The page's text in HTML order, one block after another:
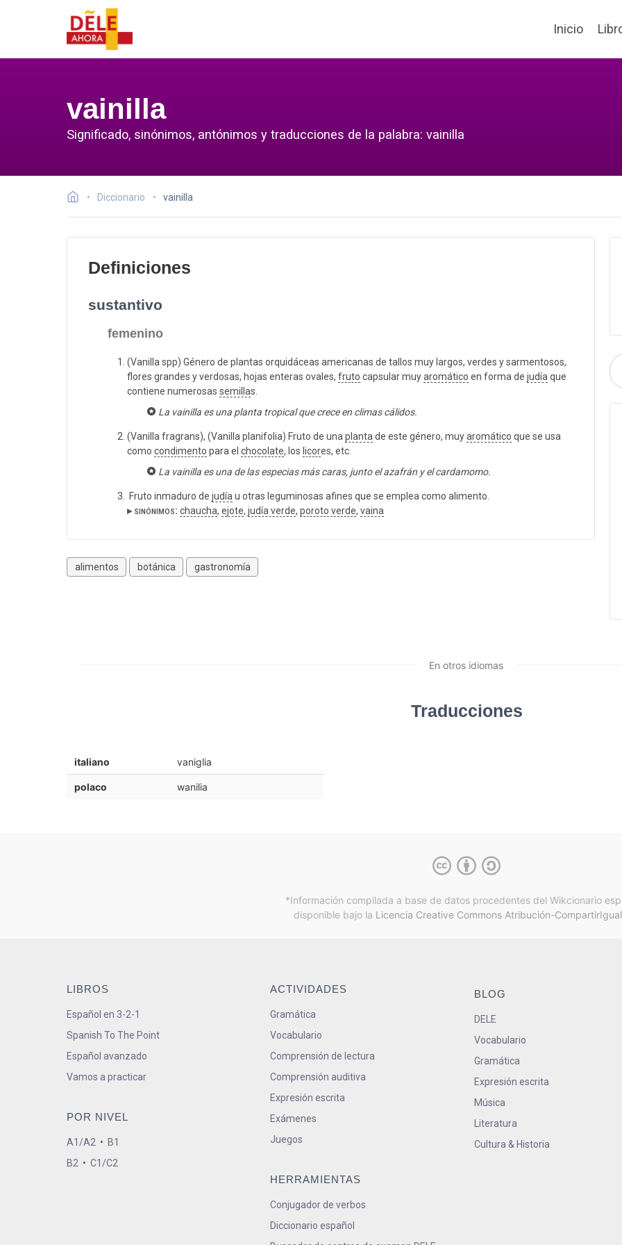
Inicio
vainilla
Significado, sinónimos, antónimos y traducciones de la palabra: vainilla
Diccionario vainilla
Definiciones
sustantivo
femenino
(Vanilla spp) Género de plantas orquidáceas americanas de tallos muy largos, verdes y sarmentosos,
flores grandes y verdosas, hojas enteras ovales, fruto capsular muyaromático en forma de judíaque
contiene numerosas semillas.
La vainilla es una planta tropical que crece en climas cálidos.
(Vanilla fragrans), (Vanilla planifolia) Fruto de unaplantade este género, muyaromático que se usa
como condimento para el chocolate, los licores, etc.
La vainilla es una de las especias más caras, junto el azafrán y el cardamomo.
Fruto inmaduro de judíau otras leguminosas afines que se emplea como alimento.
▸ sinónimos: chaucha, ejote, judía verde, poroto verde, vaina
alimentos botánica gastronomía
En otros idiomas
Traducciones
italiano vaniglia
polaco wanilia
*Información compilada a base de datos procedentes del Wikcionario
disponible bajo la Licencia Creative Commons Atribución-
LIBROS
Español en 3-2-1
Spanish To The Point
Español avanzado
Vamos a practicar
POR NIVEL
A1/A2 • B1
B2 • C1/C2
ACTIVIDADES
Gramática
Vocabulario
Comprensión de lectura
Comprensión auditiva
Expresión escrita
Exámenes
Juegos
HERRAMIENTAS
Conjugador de verbos
Diccionario español
BLOG
DELE
Vocabulario
Gramática
Expresión escrita
Música
Literatura
Cultura & Historia